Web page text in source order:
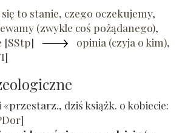
to stanie, czego oczekujemy,
(zwykle coś pożądanego),
[SStp]
opinia (czyja o kim),
]
«przestarz., dziś książk. o kobiecie:
]